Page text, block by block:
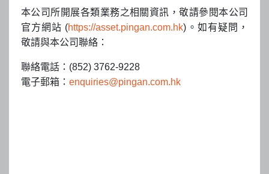
投資基金往往涉及投資國際市場。除一般投資風險外，國際投資還
會因貨幣價值的不利波動、公認會計原則的差異或其他國家的經濟
或政治局勢動盪，而承受損失全部或部分資金的風險。投資新興市
尤是投資交易所買賣基金(「ETF」)，您是購買在一個或多個證券交
本公司所開展各類業務之相關資訊，敬請參閱本公司
官方網站 (https://asset.pingan.com.hk)。如有疑問，
敬請與本公司聯絡：
聯絡電話：(852) 3762-9228
電子郵箱： enquiries@pingan.com.hk